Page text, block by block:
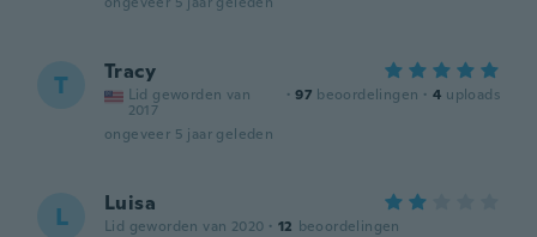
T Tracy
Lid geworden van
2017
· 97 beoordelingen · 4 uploads
ongeveer 5 jaar geleden
L Luisa
Lid geworden van 2020 · 12 beoordelingen